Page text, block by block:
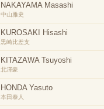
NAKAYAMA Masashi
中山雅史
KUROSAKI Hisashi
黒崎比差支
KITAZAWA Tsuyoshi
北澤豪
HONDA Yasuto
本田泰人